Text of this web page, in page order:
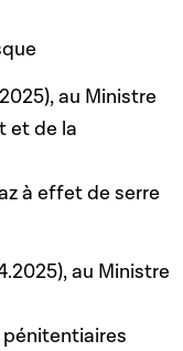
au Ministre
et de la
à effet de serre
au Ministre